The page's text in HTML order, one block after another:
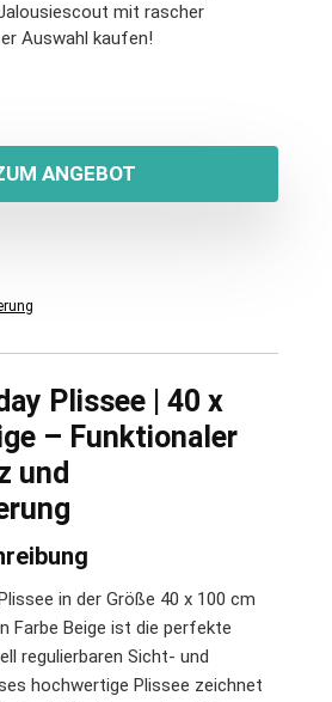
mit rascher
Auswahl kaufen!
ANGEBOT
Plissee | 40 x
– Funktionaler
und
in der Größe 40 x 100 cm
Farbe Beige ist die perfekte
regulierbaren Sicht- und
hochwertige Plissee zeichnet